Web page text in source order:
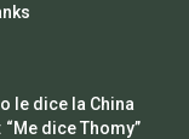
le dice la China
dice Thomy”